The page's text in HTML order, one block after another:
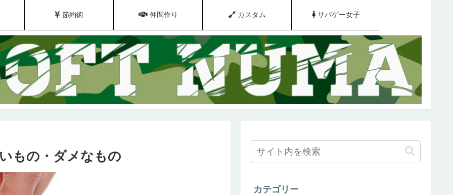
節約術 仲間作り カスタム サバゲー女子
もの・ダメなもの
カテゴリー